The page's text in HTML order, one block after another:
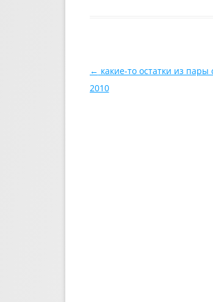
Навигация по записям
← какие-то остатки из
2010